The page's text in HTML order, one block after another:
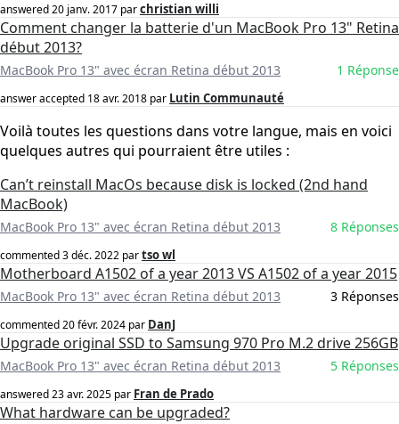
answered20 janv. 2017 parchristian willi
Comment changer la batterie d'un MacBook Pro 13" Retina
début 2013?
MacBook Pro 13" avec écran Retina début 2013 1 Réponse
answer accepted 18 avr. 2018 par Lutin Communauté
Voilà toutes les questions dans votre langue, mais en voici
quelques autres qui pourraient être utiles :
Can’t reinstall MacOs because disk is locked (2nd hand
MacBook)
MacBook Pro 13" avec écran Retina début 2013 8 Réponses
commented3 déc. 2022 partso wl
Motherboard A1502 of a year 2013 VS A1502 of a year 2015
MacBook Pro 13" avec écran Retina début 2013 3 Réponses
commented20 févr. 2024 par DanJ
Upgrade original SSD to Samsung 970 Pro M.2 drive 256GB
MacBook Pro 13" avec écran Retina début 2013 5 Réponses
answered23 avr. 2025 par Fran de Prado
What hardware can be upgraded?